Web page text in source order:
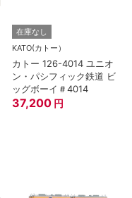
在庫なし
KATO(カトー）
カトー 126-4014 ユニオ
ン・パシフィック鉄道 ビ
ッグボーイ＃4014
37,200 円